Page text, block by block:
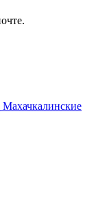
Махачкалинские